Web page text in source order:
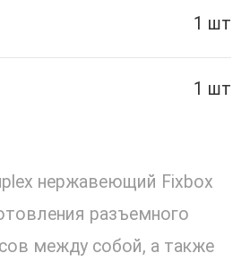
1 шт
1 шт
нержавеющий Fixbox
разъемного
между собой, а также